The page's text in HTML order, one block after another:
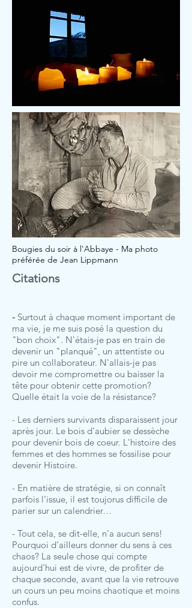
Bougies du soir à l'Abbaye - Ma photo
préférée de Jean Lippmann
Citations
- Surtout à chaque moment important de
ma vie, je me suis posé la question du
"bon choix". N'étais-je pas en train de
devenir un "planqué", un attentiste ou
pire un collaborateur. N'allais-je pas
devoir me compromettre ou baisser la
tête pour obtenir cette promotion?
Quelle était la voie de la résistance?
- Les derniers survivants disparaissent jour
après jour. Le bois d'aubier se dessèche
pour devenir bois de coeur. L'histoire des
femmes et des hommes se fossilise pour
devenir Histoire.
- En matière de stratégie, si on connaît
parfois l'issue, il est toujorus difficile de
parier sur un calendrier…
- Tout cela, se dit-elle, n'a aucun sens!
Pourquoi d'ailleurs donner du sens à ces
chaos? La seule chose qui compte
aujourd'hui est de vivre, de profiter de
chaque seconde, avant que la vie retrouve
un cours un peu moins chaotique et moins
confus.